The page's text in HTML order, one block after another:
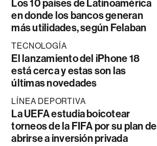
Los 10 países de Latinoamérica
en donde los bancos generan
más utilidades, según Felaban
TECNOLOGÍA
El lanzamiento del iPhone 18
está cerca y estas son las
últimas novedades
LÍNEA DEPORTIVA
La UEFA estudia boicotear
torneos de la FIFA por su plan de
abrirse a inversión privada